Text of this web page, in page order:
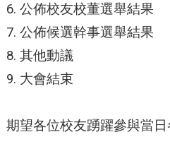
6. 公佈校友校董選舉結果
7. 公佈候選幹事選舉結果
8. 其他動議
9. 大會結束
期望各位校友踴躍參與當日